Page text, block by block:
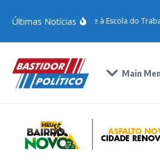
Últimas Notícias
Santo André adere à Escola do
Main